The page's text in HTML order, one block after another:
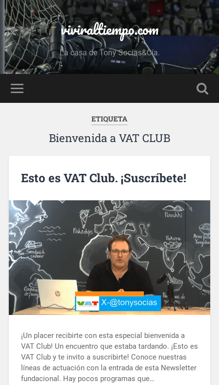
viviraltiempo.com
La casa de Tony Socias&Cía.
ETIQUETA
Bienvenida a VAT CLUB
Esto es VAT Club. ¡Suscríbete!
¡Un placer recibirte con esta especial bienvenida a
VAT Club! Un encuentro que estaba tardando. ¡Esto es
VAT Club y te invito a suscribirte! Conoce nuestras
líneas de actuación con la entrada de esta Newsletter
fundacional. Hay pocos programas que…